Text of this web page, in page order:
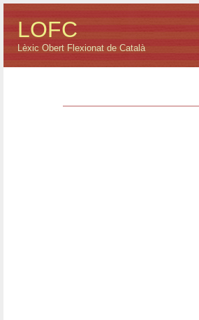
LOFC
Lèxic Obert Flexionat de Català